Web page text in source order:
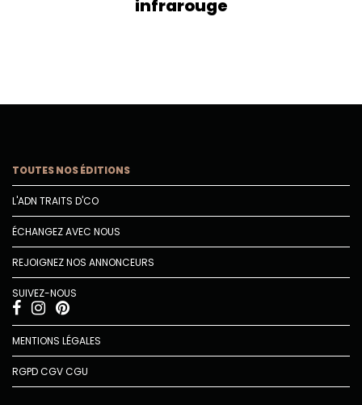
infrarouge
TOUTES NOS ÉDITIONS
L'ADN TRAITS D'CO
ÉCHANGEZ AVEC NOUS
REJOIGNEZ NOS ANNONCEURS
SUIVEZ-NOUS
MENTIONS LÉGALES
RGPDCGVCGU